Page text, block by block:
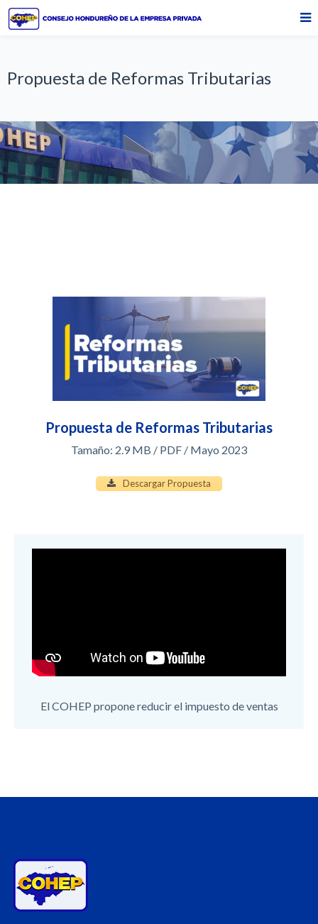
Propuesta de Reformas Tributarias
Propuesta de Reformas Tributarias
Tamaño: 2.9 MB / PDF / Mayo 2023
Descargar Propuesta
El COHEP propone reducir el impuesto de ventas